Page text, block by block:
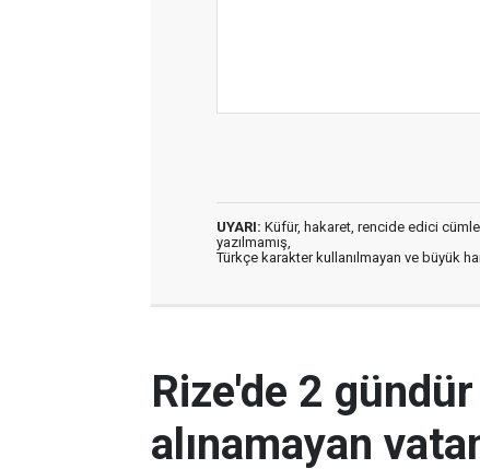
UYARI: Küfür, hakaret, rencide edici
yazılmamış,
Türkçe karakter kullanılmayan ve büyük
Rize'de 2
alınamayan